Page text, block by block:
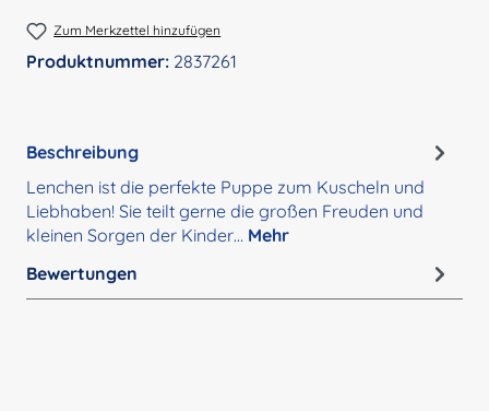
Zum Merkzettel hinzufügen
Produktnummer: 2837261
Beschreibung
Lenchen ist die perfekte Puppe zum Kuscheln und
Liebhaben! Sie teilt gerne die großen Freuden und
kleinen Sorgen der Kinder… Mehr
Bewertungen